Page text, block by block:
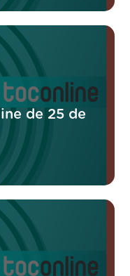
de 25 de